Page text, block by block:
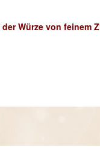
Würze von feinem